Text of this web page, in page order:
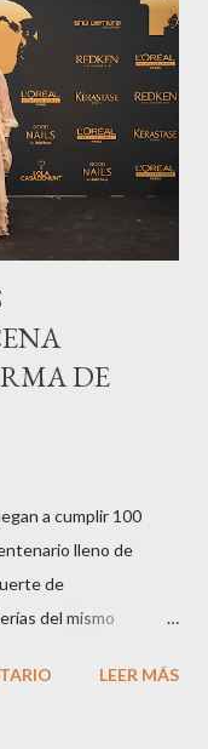
DE
a cumplir 100
lleno de
de
del mismo
hijas Carolina (CEO
LEER MÁS